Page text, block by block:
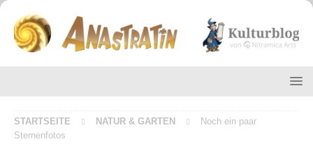
STARTSEITE NATUR & GARTEN
Noch ein paar
Sternenfotos